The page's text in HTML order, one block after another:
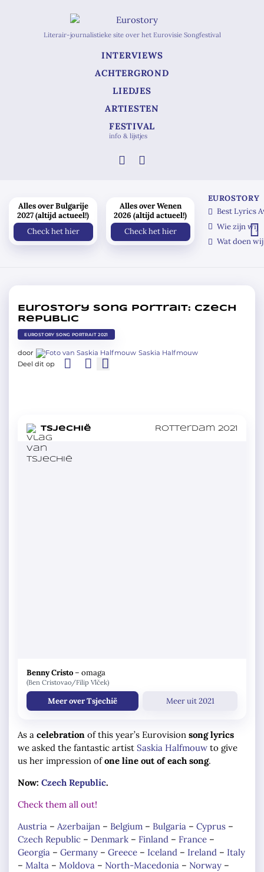
Literair-journalistieke site over het Eurovisie Songfestival
INTERVIEWS
ACHTERGROND
LIEDJES
ARTIESTEN
FESTIVAL
info & lijstjes
Eurostory Song Portrait: Czech
Republic
EUROSTORY SONG PORTRAIT 2021
door
Saskia Halfmouw
Deel dit op
Tsjechië
in Rotterdam 2021
Benny Cristo – omaga
(Ben Cristovao/Filip Vlček)
Meer over Tsjechië Meer uit 2021
As a celebration of this year’s Eurovision song lyrics
we asked the fantastic artist Saskia Halfmouw to give
us her impression ofone line out of each song.
Now: Czech Republic.
Check them all out!
Austria – Azerbaijan – Belgium – Bulgaria – Cyprus –
Czech Republic – Denmark – Finland – France –
Georgia – Germany – Greece – Iceland – Ireland – Italy
– Malta – Moldova – North-Macedonia – Norway –
Alles over Bulgarije
2027 (altijd actueel!)
Check het hier
Alles over Wenen
2026 (altijd actueel!)
Check het hier
EUROSTORY
Best Lyrics
Wie zijn wij
Wat doen wij